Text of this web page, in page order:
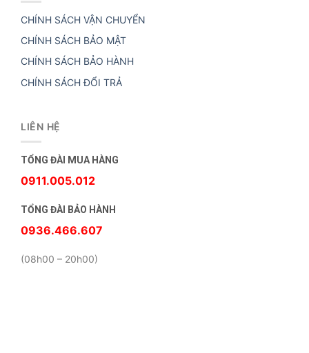
CHÍNH SÁCH VẬN CHUYỂN
CHÍNH SÁCH BẢO MẬT
CHÍNH SÁCH BẢO HÀNH
CHÍNH SÁCH ĐỔI TRẢ
LIÊN HỆ
TỔNG ĐÀI MUA HÀNG
0911.005.012
TỔNG ĐÀI BẢO HÀNH
0936.466.607
(08h00 – 20h00)